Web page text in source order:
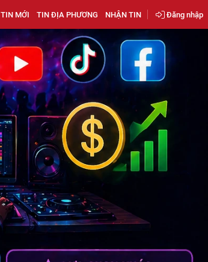
TIN MỚI TIN ĐỊA PHƯƠNG NHẬN TIN Đăng nhập